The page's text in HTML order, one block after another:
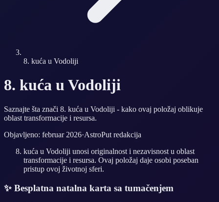
8. kuća u Vodoliji
8. kuća u Vodoliji
Saznajte šta znači 8. kuća u Vodoliji - kako ovaj položaj oblikuje
oblast transformacije i resursa.
Objavljeno: februar 2026·AstroPut redakcija
kuća u Vodoliji unosi originalnost i nezavisnost u oblast
transformacije i resursa. Ovaj položaj daje osobi poseban
pristup ovoj životnoj sferi.
✨ Besplatna natalna karta sa tumačenjem